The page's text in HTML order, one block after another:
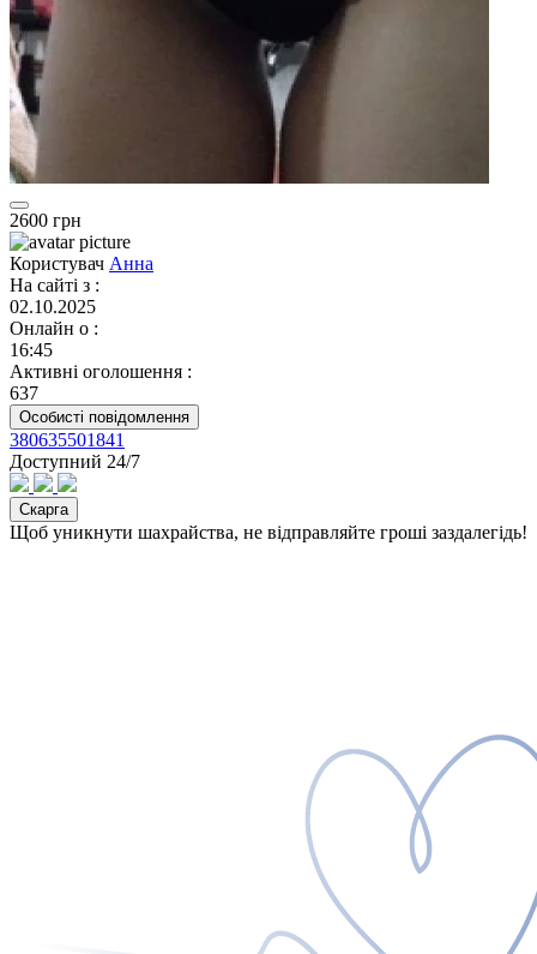
2600 грн
Користувач Анна
На сайті з :
02.10.2025
Онлайн о :
16:45
Активні оголошення :
637
Особисті повідомлення
380635501841
Доступний 24/7
Скарга
Щоб уникнути шахрайства, не відправляйте гроші заздалегідь!